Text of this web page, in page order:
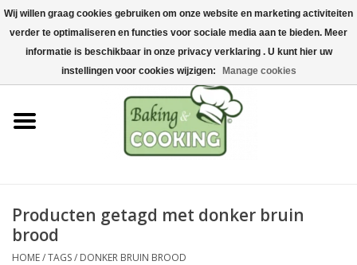
Home
Bak-& kookgerei
Machines & onderdelen
Chocolade & ijsbereiding
Hygiëne & opslag
Producten getagd met donker bruin
brood
HOME/TAGS/ DONKER BRUIN BROOD
Wij willen graag cookies gebruiken om onze website en marketing activiteiten
verder te optimaliseren en functies voor sociale media aan te bieden. Meer
informatie is beschikbaar in onze privacy verklaring . U kunt hier uw
instellingen voor cookies wijzigen:
Manage cookies